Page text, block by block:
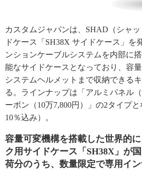
カスタムジャパンは、SHAD（シャ
ドケース「SH38X サイドケース」を
ンションケーブルシステムを内部に
能なサイドケースとなっており、容
システムヘルメットまで収納できる
る。ラインナップは「アルミパネル
ーボン（10万7,800円）」の2タイプ
10％込み）。
容量可変機構を搭載した世界的
ク用サイドケース「SH38X」が
荷分のうち、数量限定で専用イ